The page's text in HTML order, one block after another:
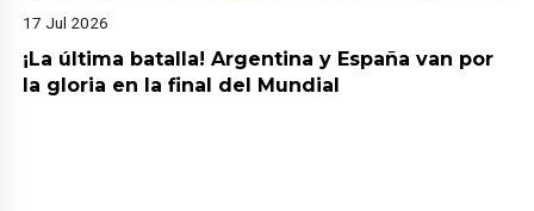
17 Jul 2026
¡La última batalla! Argentina y España van por
la gloria en la final del Mundial